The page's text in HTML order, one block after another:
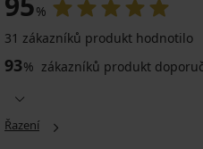
%
31 zákazníků produkt hodnotilo
93% zákazníků produkt
Řazení